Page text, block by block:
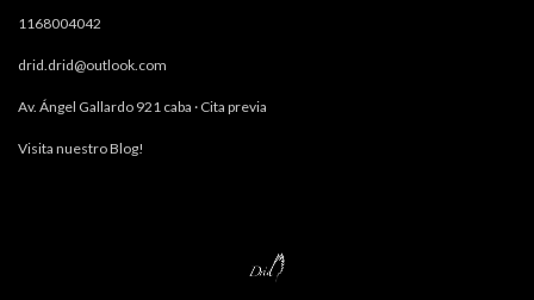
1168004042
drid.drid@outlook.com
Av. Ángel Gallardo 921 caba · Cita previa
Visita nuestro Blog!